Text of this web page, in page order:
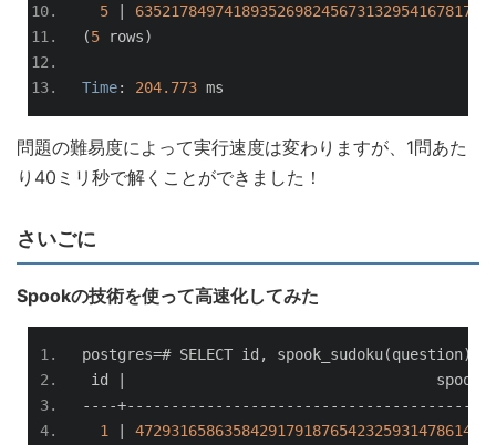
5
(5 rows)
Time: 204.773 ms
問題の難易度によって実行速度は変わりますが、1問あた
り40ミリ秒で解くことができました！
さいごに
Spookの技術を使って高速化してみた
postgres=# SELECT id , spook_sudoku(question)
id
----
1